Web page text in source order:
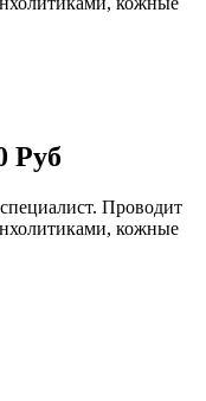
Руб
Проводит
кожные